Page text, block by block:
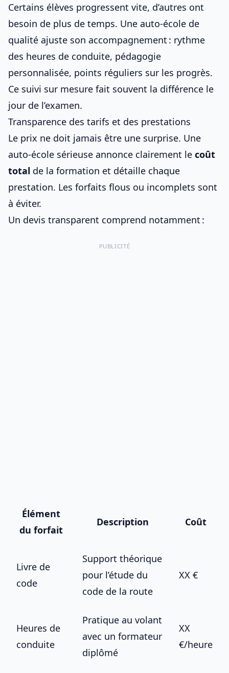
Certains élèves progressent vite, d’autres ont
besoin de plus de temps. Une auto-école de
qualité ajuste son accompagnement : rythme
des heures de conduite, pédagogie
personnalisée, points réguliers sur les progrès.
Ce suivi sur mesure fait souvent la différence le
jour de l’examen.
Transparence des tarifs et des prestations
Le prix ne doit jamais être une surprise. Une
auto-école sérieuse annonce clairement le coût
total de la formation et détaille chaque
prestation. Les forfaits flous ou incomplets sont
à éviter.
Un devis transparent comprend notamment :
PUBLICITÉ
Élément
du forfait
Description Coût
Livre de
code
Support théorique
pour l’étude du
code de la route
XX €
Heures de
conduite
Pratique au volant
avec un formateur
diplômé
XX
€/heure